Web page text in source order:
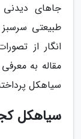
جاهای
طبیعتی
انگار از
مقاله به
سیاهکل
سیاهکل